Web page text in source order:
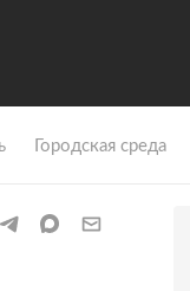
Городская среда